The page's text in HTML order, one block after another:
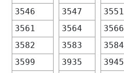
3546
3547 3551
3561
3564 3566
3582
3583 3584
3599
3935 3945